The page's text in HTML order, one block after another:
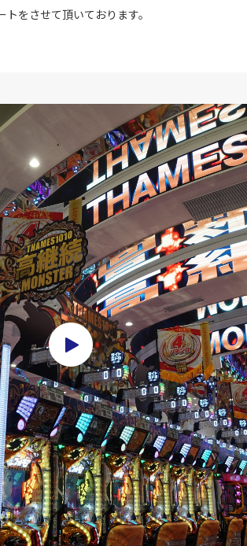
をさせて頂いております。